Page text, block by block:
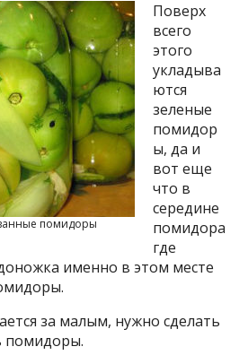
помидоры
Поверх
всего
этого
укладыва
ются
зеленые
помидор
ы, да и
вот еще
что в
середине
помидора
где
именно в этом месте
за малым, нужно сделать
помидоры.